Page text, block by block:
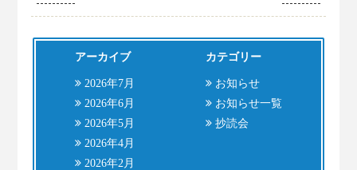
アーカイブ
2026年7月
2026年6月
2026年5月
2026年4月
2026年2月
カテゴリー
お知らせ
お知らせ一覧
抄読会